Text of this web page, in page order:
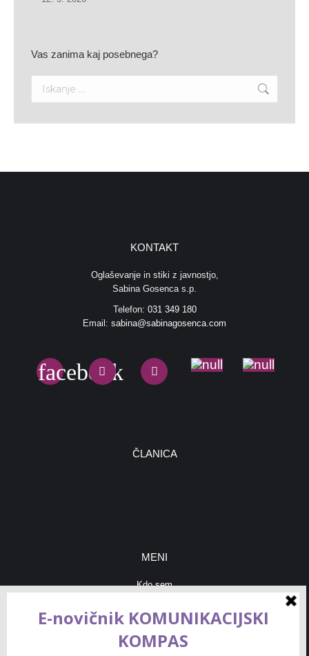
Vas zanima kaj posebnega?
KONTAKT
Oglaševanje in stiki z javnostjo,
Sabina Gosenca s.p.
Telefon: 031 349 180
Email: sabina@sabinagosenca.com
ČLANICA
MENI
Kdo sem
Blog & nasveti
Moje storitve